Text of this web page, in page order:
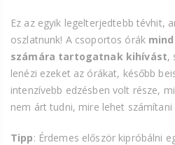
Ez az egyik legelterjedtebb tévhit,
oszlatnunk! A csoportos órák
számára tartogatnak kihívást,
lenézi ezeket az órákat, később
intenzívebb edzésben volt része,
nem árt tudni, mire lehet számítani
Tipp: Érdemes először kipróbálni